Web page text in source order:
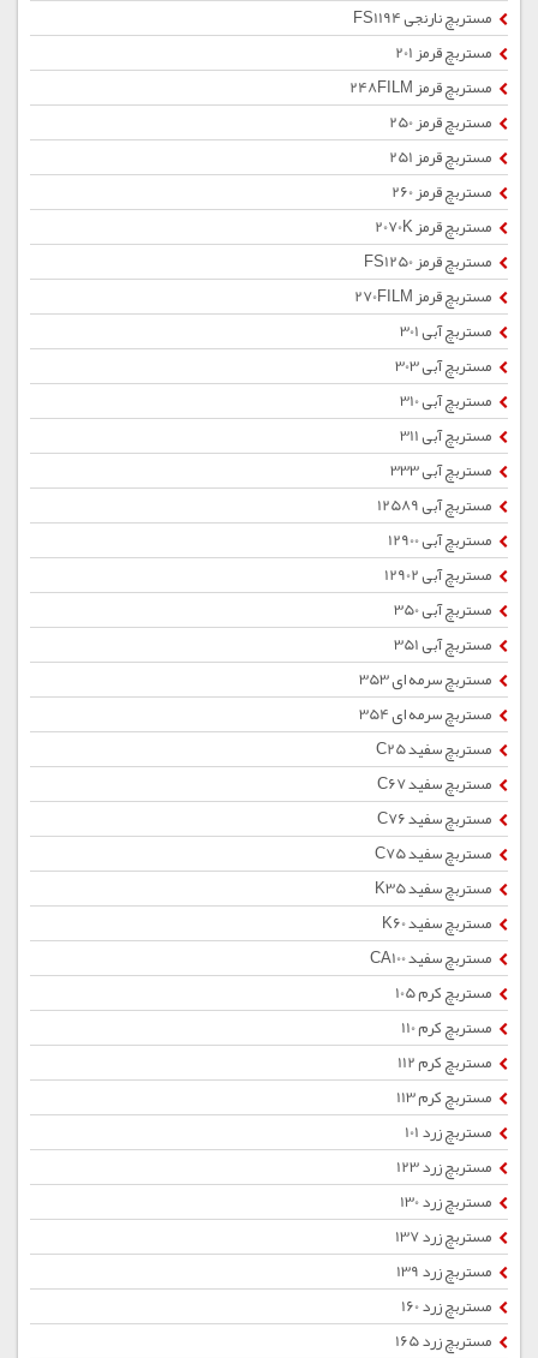
مستربچ نارنجی FS1194
مستربچ قرمز 201
مستربچ قرمز 248FILM
مستربچ قرمز 250
مستربچ قرمز 251
مستربچ قرمز 260
مستربچ قرمز 2070K
مستربچ قرمز FS1250
مستربچ قرمز 270FILM
مستربچ آبی 301
مستربچ آبی 303
مستربچ آبی 310
مستربچ آبی 311
مستربچ آبی 333
مستربچ آبی 12589
مستربچ آبی 12900
مستربچ آبی 12902
مستربچ آبی 350
مستربچ آبی 351
مستربچ سرمه ای 353
مستربچ سرمه ای 354
مستربچ سفید C25
مستربچ سفید C67
مستربچ سفید C76
مستربچ سفید C75
مستربچ سفید K35
مستربچ سفید K60
مستربچ سفید CA100
مستربچ کرم 105
مستربچ کرم 110
مستربچ کرم 112
مستربچ کرم 113
مستربچ زرد 101
مستربچ زرد 123
مستربچ زرد 130
مستربچ زرد 137
مستربچ زرد 139
مستربچ زرد 160
مستربچ زرد 165